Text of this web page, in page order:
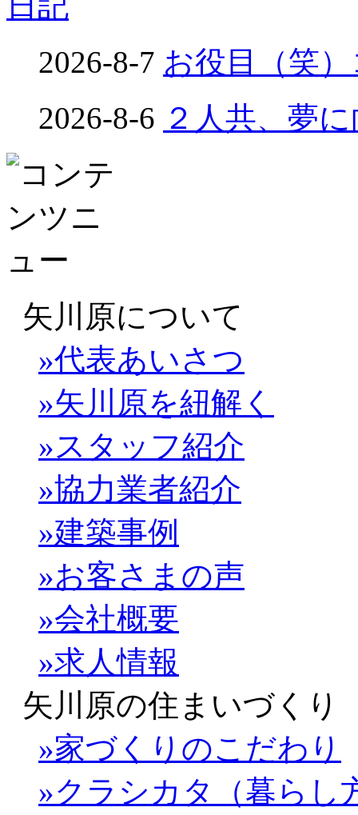
2026-8-7 お役目（笑
2026-8-6 ２人共、夢
矢川原について
»代表あいさつ
»矢川原を紐解く
»スタッフ紹介
»協力業者紹介
»建築事例
»お客さまの声
»会社概要
»求人情報
矢川原の住まいづくり
»家づくりのこだわり
»クラシカタ（暮らし